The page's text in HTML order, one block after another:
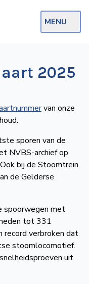
MENU
2025
van onze
sporen van de
NVBS-archief op
bij de Stoomtrein
de Gelderse
spoorwegen met
tot 331
record verbroken dat
stoomlocomotief.
uit